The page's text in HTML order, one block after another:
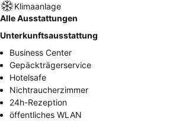
Klimaanlage
Alle Ausstattungen
Unterkunftsausstattung
Business Center
Gepäckträgerservice
Hotelsafe
Nichtraucherzimmer
24h-Rezeption
öffentliches WLAN